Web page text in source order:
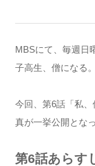
MBSにて、毎週日
子高生、僧になる。
今回、第6話「私
真が一挙公開となっ
第6話あらす